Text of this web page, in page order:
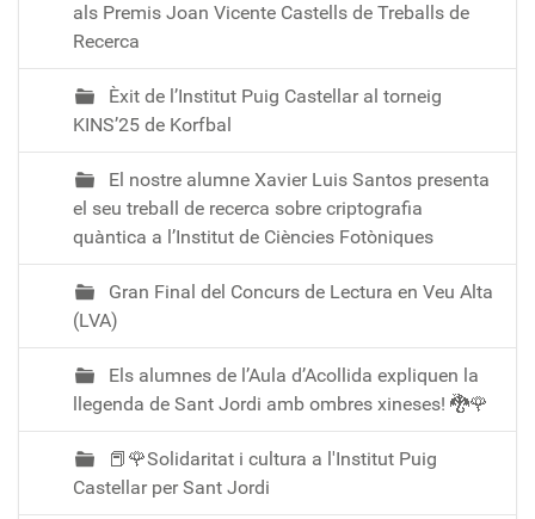
als Premis Joan Vicente Castells de Treballs de
Recerca
Èxit de l’Institut Puig Castellar al torneig
KINS’25 de Korfbal
El nostre alumne Xavier Luis Santos presenta
el seu treball de recerca sobre criptografia
quàntica a l’Institut de Ciències Fotòniques
Gran Final del Concurs de Lectura en Veu Alta
(LVA)
Els alumnes de l’Aula d’Acollida expliquen la
llegenda de Sant Jordi amb ombres xineses! 🐉🌹
📕🌹Solidaritat i cultura a l'Institut Puig
Castellar per Sant Jordi